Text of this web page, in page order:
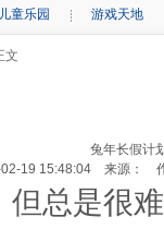
儿童乐园 游戏天地
文
兔年长假计
02-19 15:48:04 来源：
总是很